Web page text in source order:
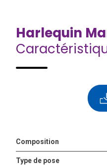
Harlequin
Composition
Type de pose